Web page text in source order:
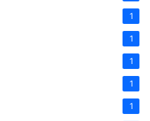
1
1
1
1
1